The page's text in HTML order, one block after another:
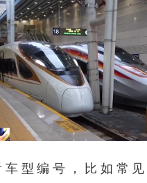
车型编号，比如常见